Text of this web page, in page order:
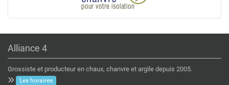
Alliance 4
Grossiste et producteur en chaux, chanvre et argile depuis 2005.
Les horaires